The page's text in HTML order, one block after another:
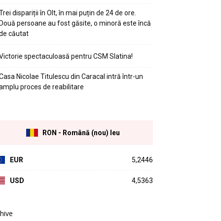
dispariții în Olt, în mai puțin de 24 de ore.
persoane au fost găsite, o minoră este încă
căutat
spectaculoasă pentru CSM Slatina!
Nicolae Titulescu din Caracal intră într-un
proces de reabilitare
RON - Română (nou) leu
EUR 5,2446
USD 4,5363